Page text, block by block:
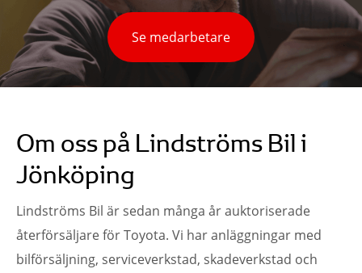
Se medarbetare
Om oss på Lindströms Bil i
Jönköping
Lindströms Bil är sedan många år auktoriserade
återförsäljare för Toyota. Vi har anläggningar med
bilförsäljning, serviceverkstad, skadeverkstad och